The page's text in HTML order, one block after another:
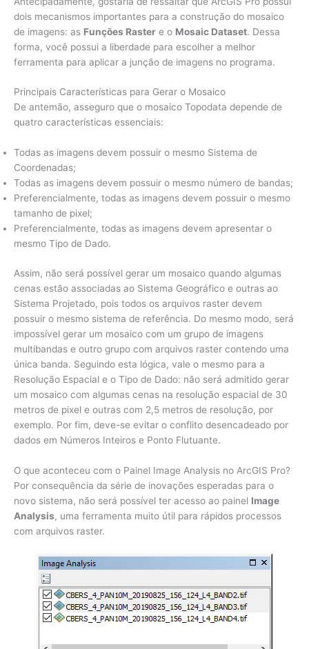
dois mecanismos importantes para a construção do mosaico
de imagens: as Funções Raster e o Mosaic Dataset. Dessa
forma, você possui a liberdade para escolher a melhor
ferramenta para aplicar a junção de imagens no programa.
Principais Características para Gerar o Mosaico
De antemão, asseguro que o mosaico Topodata depende de
quatro características essenciais:
Todas as imagens devem possuir o mesmo Sistema de
Coordenadas;
Todas as imagens devem possuir o mesmo número de bandas;
Preferencialmente, todas as imagens devem possuir o mesmo
tamanho de pixel;
Preferencialmente, todas as imagens devem apresentar o
mesmo Tipo de Dado.
Assim, não será possível gerar um mosaico quando algumas
cenas estão associadas ao Sistema Geográfico e outras ao
Sistema Projetado, pois todos os arquivos raster devem
possuir o mesmo sistema de referência. Do mesmo modo, será
impossível gerar um mosaico com um grupo de imagens
multibandas e outro grupo com arquivos raster contendo uma
única banda. Seguindo esta lógica, vale o mesmo para a
Resolução Espacial e o Tipo de Dado: não será admitido gerar
um mosaico com algumas cenas na resolução espacial de 30
metros de pixel e outras com 2,5 metros de resolução, por
exemplo. Por fim, deve-se evitar o conflito desencadeado por
dados em Números Inteiros e Ponto Flutuante.
O que aconteceu com o Painel Image Analysis no ArcGIS Pro?
Por consequência da série de inovações esperadas para o
novo sistema, não será possível ter acesso ao painel Image
Analysis, uma ferramenta muito útil para rápidos processos
com arquivos raster.